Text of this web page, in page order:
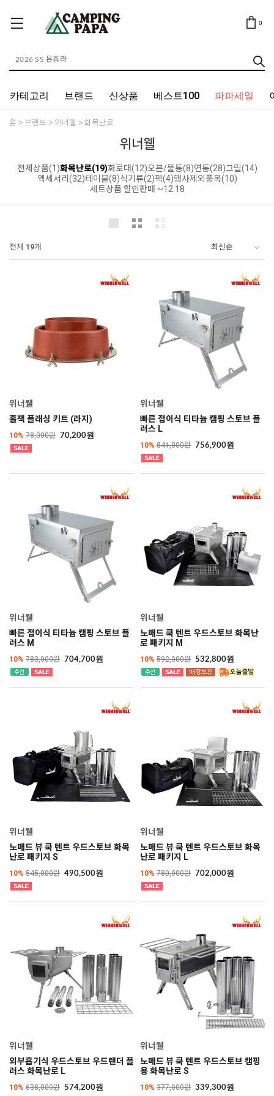
0
카테고리 브랜드 신상품 베스트100 파파세일
홈 브랜드 위너웰 화목난로
위너웰
전체상품(1)화목난로(19)화로대(12)오븐/물통(8)연통(28)그릴(14)
액세서리(32)테이블(8)식기류(2)펙(4)행사제외품목(10)
세트상품 할인판매 ~12.18
전체 19개
위너웰
홀잭 플래싱 키트 (라지)
10% 78,000원 70,200원
위너웰
빠른 접이식 티타늄 캠핑 스토브 플
러스 L
10% 841,000원 756,900원
위너웰
빠른 접이식 티타늄 캠핑 스토브 플
러스 M
10% 783,000원 704,700원
위너웰
노매드 쿡 텐트 우드스토브 화목난
로 패키지 M
10% 592,000원 532,800원
위너웰
노매드 뷰 쿡 텐트 우드스토브 화목
난로 패키지 S
10% 545,000원 490,500원
위너웰
노매드 뷰 쿡 텐트 우드스토브 화목
난로 패키지 L
10% 780,000원 702,000원
위너웰
외부흡기식 우드스토브 우드랜더 플
러스 화목난로 L
10% 638,000원 574,200원
위너웰
노매드 뷰 쿡 텐트 우드스토브 캠핑
용 화목난로 S
10% 377,000원 339,300원